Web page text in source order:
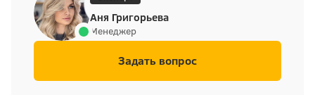
Аня Григорьева
Менеджер
Задать вопрос